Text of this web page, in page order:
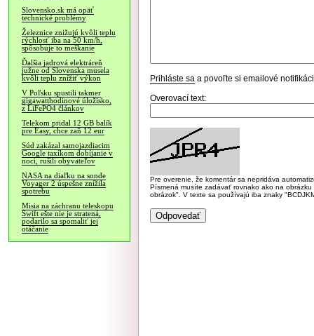
Slovensko.sk má opäť
technické problémy
Železnice znižujú kvôli teplu
rýchlosť iba na 50 km/h,
spôsobuje to meškanie
Ďalšia jadrová elektráreň
južne od Slovenska musela
kvôli teplu znížiť výkon
V Poľsku spustili takmer
gigawatthodinové úložisko,
z LiFePO4 článkov
Telekom pridal 12 GB balík
pre Easy, chce zaň 12 eur
Súd zakázal samojazdiacim
Google taxíkom dobíjanie v
noci, rušili obyvateľov
NASA na diaľku na sonde
Voyager 2 úspešne znížila
spotrebu
Misia na záchranu teleskopu
Swift ešte nie je stratená,
podarilo sa spomaliť jej
otáčanie
Prihláste sa a povoľte si emailové
Overovací text:
Pre overenie, že komentár sa nepridáva
Písmená musíte zadávať rovnako ako na
obrázok". V texte sa používajú iba znaky